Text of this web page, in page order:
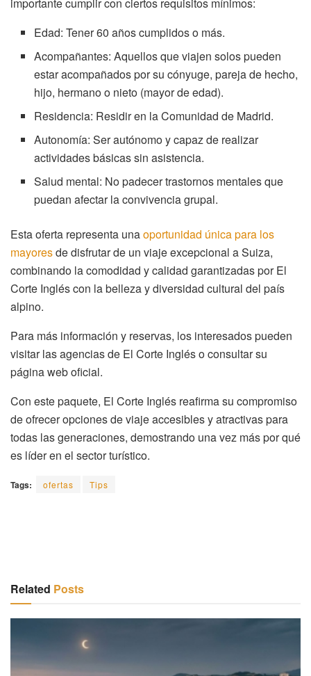
importante cumplir con ciertos requisitos mínimos:
Edad: Tener 60 años cumplidos o más.
Acompañantes: Aquellos que viajen solos pueden
estar acompañados por su cónyuge, pareja de hecho,
hijo, hermano o nieto (mayor de edad).
Residencia: Residir en la Comunidad de Madrid.
Autonomía: Ser autónomo y capaz de realizar
actividades básicas sin asistencia.
Salud mental: No padecer trastornos mentales que
puedan afectar la convivencia grupal.
Esta oferta representa unaoportunidad única para los
mayoresde disfrutar de un viaje excepcional a Suiza,
combinando la comodidad y calidad garantizadas por El
Corte Inglés con la belleza y diversidad cultural del país
alpino.
Para más información y reservas, los interesados pueden
visitar las agencias de El Corte Inglés o consultar su
página web oficial.
Con este paquete, El Corte Inglés reafirma su compromiso
de ofrecer opciones de viaje accesibles y atractivas para
todas las generaciones, demostrando una vez más por qué
es líder en el sector turístico.
Tags: ofertas Tips
Related Posts